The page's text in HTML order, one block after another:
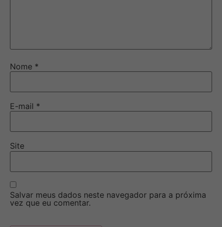
Nome *
E-mail *
Site
Salvar meus dados neste navegador para a próxima
vez que eu comentar.